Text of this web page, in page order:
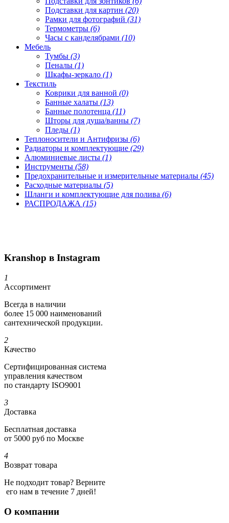
Подставки для картин (20)
Рамки для фотографий (31)
Термометры (6)
Часы с канделябрами (10)
Мебель
Тумбы (3)
Пеналы (1)
Шкафы-зеркало (1)
Текстиль
Коврики для ванной (0)
Банные халаты (13)
Банные полотенца (11)
Шторы для душа/ванны (7)
Пледы (1)
Теплоносители и Антифризы (6)
Радиаторы и комплектующие (29)
Алюминиевые листы (1)
Инструменты (58)
Предохранительные и измерительные материалы (45)
Расходные материалы (5)
Шланги и комплектующие для полива (6)
РАСПРОДАЖА (15)
Kranshop в Instagram
1
Ассортимент
Всегда в наличии
более 15 000 наименований
сантехнической продукции.
2
Качество
Сертифициро­ванная система
управления качеством
по стандарту ISO9001
3
Доставка
Бесплатная доставка
от 5000 руб по Москве
4
Возврат товара
Не подходит товар? Верните
его нам в течение 7 дней!
О компании